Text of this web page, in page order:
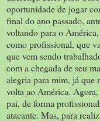
oportunidade de jogar
final do ano passado,
voltando para o
como profissional, que
que vem sendo
com a chegada de seu
alegria para mim, já que
volta ao América.
pai, de forma
atacante. Mas, para